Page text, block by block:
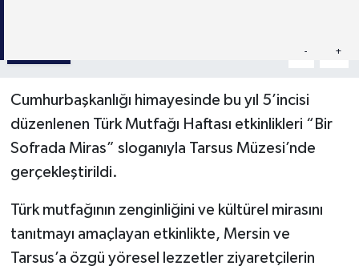
- +
Cumhurbaşkanlığı himayesinde bu yıl 5’incisi
düzenlenen Türk Mutfağı Haftası etkinlikleri “Bir
Sofrada Miras” sloganıyla Tarsus Müzesi’nde
gerçekleştirildi.
Türk mutfağının zenginliğini ve kültürel mirasını
tanıtmayı amaçlayan etkinlikte, Mersin ve
Tarsus’a özgü yöresel lezzetler ziyaretçilerin